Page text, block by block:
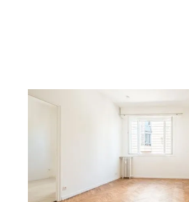
NICE 06
, 2 pièces
Appartement F2 à vendre
195 000 €